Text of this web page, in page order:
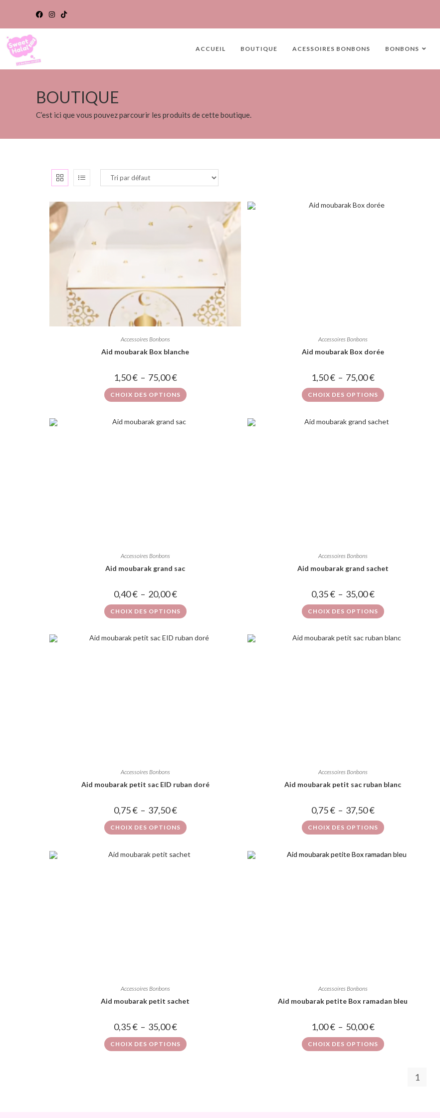
ACCUEIL BOUTIQUE ACESSOIRES BONBONS BONBONS
BOUTIQUE
C’est ici que vous pouvez parcourir les produits de cette boutique.
Accessoires Bonbons
Aid moubarak Box blanche
1,50€ – 75,00€
CHOIX DES OPTIONS
Accessoires Bonbons
Aid moubarak Box dorée
1,50€ – 75,00€
CHOIX DES OPTIONS
Accessoires Bonbons
Aid moubarak grand sac
0,40€ – 20,00€
CHOIX DES OPTIONS
Accessoires Bonbons
Aid moubarak grand sachet
0,35€ – 35,00€
CHOIX DES OPTIONS
Accessoires Bonbons
Aid moubarak petit sac EID ruban doré
0,75€ – 37,50€
CHOIX DES OPTIONS
Accessoires Bonbons
Aid moubarak petit sac ruban blanc
0,75€ – 37,50€
CHOIX DES OPTIONS
Accessoires Bonbons
Aid moubarak petit sachet
0,35€ – 35,00€
CHOIX DES OPTIONS
Accessoires Bonbons
Aid moubarak petite Box ramadan bleu
1,00€ – 50,00€
CHOIX DES OPTIONS
1